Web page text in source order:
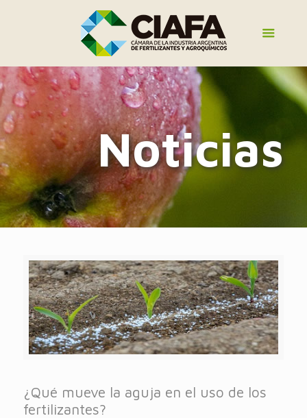
Noticias
¿Qué mueve la aguja en el uso de los
fertilizantes?